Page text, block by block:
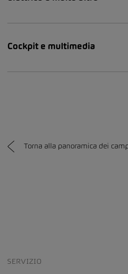
Cockpit e multimedia
Torna alla panoramica dei
SERVIZIO